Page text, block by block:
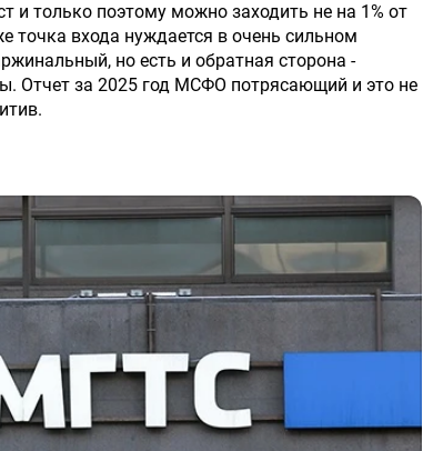
и только поэтому можно заходить не на 1% от
точка входа нуждается в очень сильном
но есть и обратная сторона -
Отчет за 2025 год МСФО потрясающий и это не